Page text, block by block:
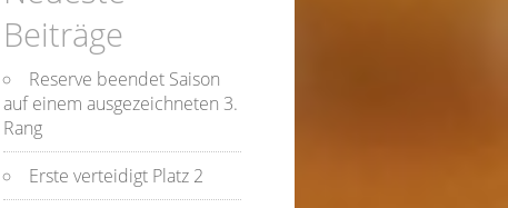
Beiträge
Reserve beendet Saison
auf einem ausgezeichneten 3.
Rang
Erste verteidigt Platz 2